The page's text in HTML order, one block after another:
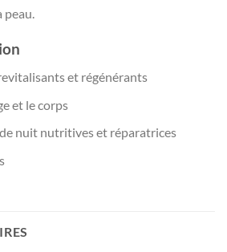
et régénérants
et le corps
nuit nutritives et réparatrices